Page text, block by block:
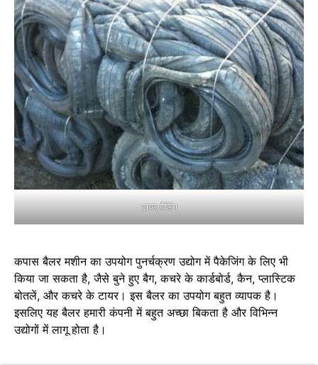
टायर बैलिंग
कपास बैलर मशीन का उपयोग पुनर्चक्रण उद्योग में पैकेजिंग के लिए भी
किया जा सकता है, जैसे बुने हुए बैग, कचरे के कार्डबोर्ड, कैन, प्लास्टिक
बोतलें, और कचरे के टायर। इस बैलर का उपयोग बहुत व्यापक है।
इसलिए यह बैलर हमारी कंपनी में बहुत अच्छा बिकता है और विभिन्न
उद्योगों में लागू होता है।